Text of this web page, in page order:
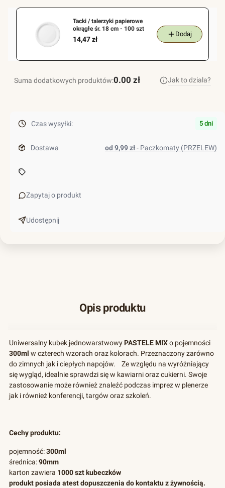
PASTELE
MIX,
poj.
szt
Tacki / talerzyki papierowe
okrągłe śr. 18 cm - 100 szt
Cena
14,47 zł
Dodaj
Suma dodatkowych produktów:0.00 zł Jak to dziala?
Czas wysyłki: 5 dni
Dostawa od 9,99 zł - Paczkomaty (PRZELEW)
Zapytaj o produkt
Udostępnij
Opis produktu
Uniwersalny kubek jednowarstwowyPASTELE MIXo pojemności
300ml w czterech wzorach oraz kolorach. Przeznaczony zarówno
do zimnych jak i ciepłych napojów. Ze względu na wyróżniający
się wygląd, idealnie sprawdzi się w kawiarni oraz cukierni. Swoje
zastosowanie może również znaleźć podczas imprez w plenerze
jak i również konferencji, targów oraz szkoleń.
Cechy produktu:
pojemność:300ml
średnica:90mm
karton zawiera 1000 szt kubeczków
produkt posiada atest dopuszczenia do kontaktu z żywnością.